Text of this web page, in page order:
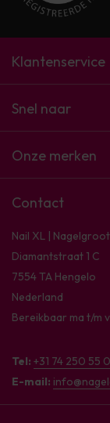
Klantenservice
Snel naar
Onze merken
Contact
Nail XL |
Diamantstraat 1 C
7554 TA Hengelo
Nederland
Bereikbaar ma t/m
Tel: +31 74 250 55
E-mail: